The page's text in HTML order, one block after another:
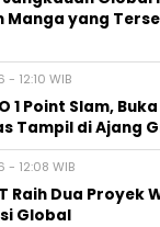
Manga yang
12:10 WIB
1 Point Slam,
Tampil di Ajang
12:08 WIB
Raih Dua Proyek
Global